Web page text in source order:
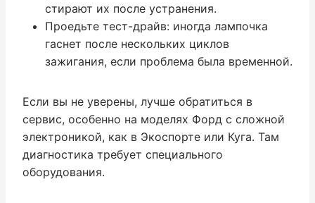
стирают их после устранения.
Проедьте тест-драйв: иногда лампочка
гаснет после нескольких циклов
зажигания, если проблема была временной.
Если вы не уверены, лучше обратиться в
сервис, особенно на моделях Форд с сложной
электроникой, как в Экоспорте или Куга. Там
диагностика требует специального
оборудования.